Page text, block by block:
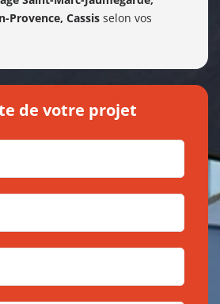
Provence, Cassis selon vos
de votre projet